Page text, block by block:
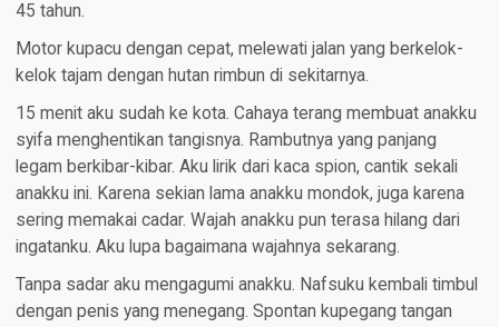
45 tahun.
Motor kupacu dengan cepat, melewati jalan yang berkelok-
kelok tajam dengan hutan rimbun di sekitarnya.
15 menit aku sudah ke kota. Cahaya terang membuat anakku
syifa menghentikan tangisnya. Rambutnya yang panjang
legam berkibar-kibar. Aku lirik dari kaca spion, cantik sekali
anakku ini. Karena sekian lama anakku mondok, juga karena
sering memakai cadar. Wajah anakku pun terasa hilang dari
ingatanku. Aku lupa bagaimana wajahnya sekarang.
Tanpa sadar aku mengagumi anakku. Nafsuku kembali timbul
dengan penis yang menegang. Spontan kupegang tangan